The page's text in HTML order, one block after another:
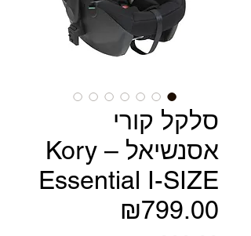
סלקל קורי
אסנשיאל – Kory
Essential I-SIZE
₪799.00